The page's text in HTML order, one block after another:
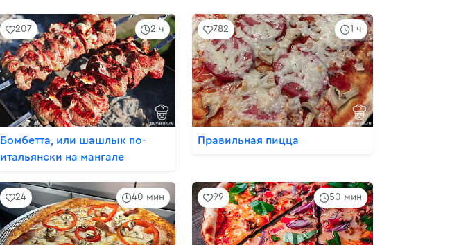
2 ч
207
Бомбетта, или шашлык по-
итальянски на мангале
1 ч
782
Правильная пицца
40 мин
24 50 мин
99